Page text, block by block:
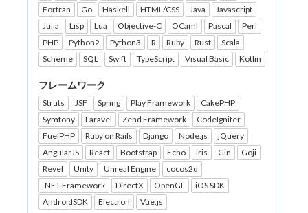
Fortran
Go Haskell HTML/CSS Java
Javascript
Julia
Lisp Lua Objective-C OCaml Pascal
Perl
PHP
Python2 Python3 R Ruby Rust
Scala
Scheme
SQL Swift TypeScript Visual Basic Kotlin
フレームワーク
Struts JSF Spring Play Framework
CakePHP
Symfony
Laravel Zend Framework
CodeIgniter
FuelPHP
Ruby on Rails Django Node.js
jQuery
AngularJS
React Bootstrap Echo iris Gin
Goji
Revel
Unity Unreal Engine
cocos2d
.NET Framework
DirectX OpenGL
iOS SDK
AndroidSDK
Electron Vue.js